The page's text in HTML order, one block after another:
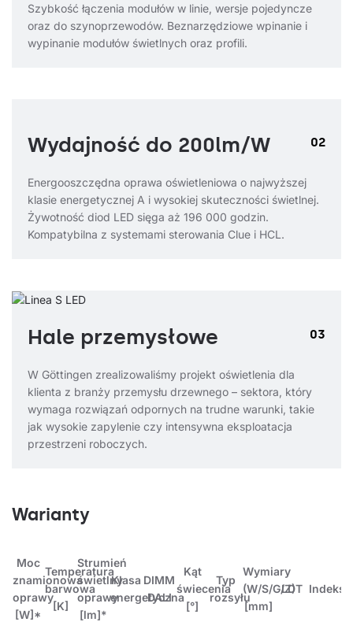
Szybkość łączenia modułów w linie, wersje pojedyncze
oraz do szynoprzewodów. Beznarzędziowe wpinanie i
wypinanie modułów świetlnych oraz profili.
02
Wydajność do 200lm/W
Energooszczędna oprawa oświetleniowa o najwyższej
klasie energetycznej A i wysokiej skuteczności świetlnej.
Żywotność diod LED sięga aż 196 000 godzin.
Kompatybilna z systemami sterowania Clue i HCL.
03
Hale przemysłowe
W Göttingen zrealizowaliśmy projekt oświetlenia dla
klienta z branży przemysłu drzewnego – sektora, który
wymaga rozwiązań odpornych na trudne warunki, takie
jak wysokie zapylenie czy intensywna eksploatacja
przestrzeni roboczych.
Warianty
Moc
znamionowa
oprawy
[W]*
Temperatura
barwowa
[K]
Strumień
świetlny
oprawy
[lm]*
Klasa
energetyczna
DIMM
DALI
Kąt
świecenia
[°]
Typ
rozsyłu
Wymiary
(W/S/G/Z)
[mm]
LDT Indeks